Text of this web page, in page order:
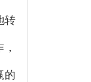
转
的